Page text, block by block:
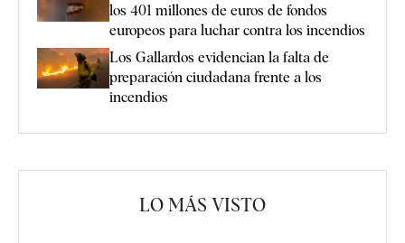
los 401 millones de euros de fondos
europeos para luchar contra los incendios
Los Gallardos evidencian la falta de
preparación ciudadana frente a los
incendios
LO MÁS VISTO